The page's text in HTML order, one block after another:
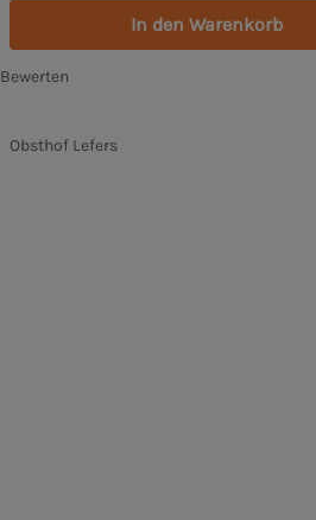
In den Warenkorb
Bewerten
Obsthof Lefers